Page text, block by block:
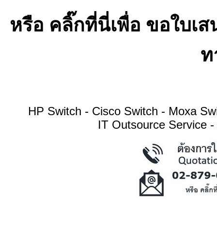
หรือ คลิ๊กที่นี่เพื่อ ขอใบเ
ท
HP Switch - Cisco Switch - Moxa
IT Outsource Service